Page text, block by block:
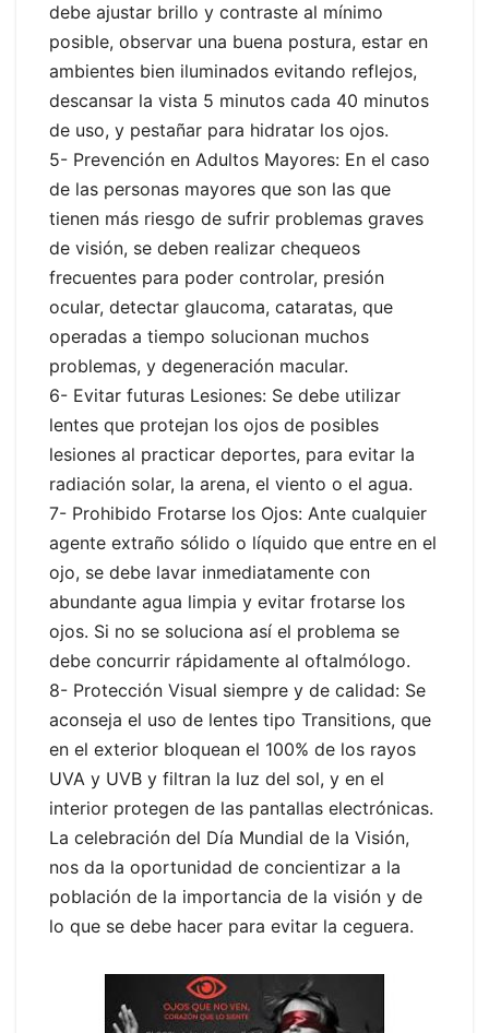
debe ajustar brillo y contraste al mínimo
posible, observar una buena postura, estar en
ambientes bien iluminados evitando reflejos,
descansar la vista 5 minutos cada 40 minutos
de uso, y pestañar para hidratar los ojos.
5- Prevención en Adultos Mayores: En el caso
de las personas mayores que son las que
tienen más riesgo de sufrir problemas graves
de visión, se deben realizar chequeos
frecuentes para poder controlar, presión
ocular, detectar glaucoma, cataratas, que
operadas a tiempo solucionan muchos
problemas, y degeneración macular.
6- Evitar futuras Lesiones: Se debe utilizar
lentes que protejan los ojos de posibles
lesiones al practicar deportes, para evitar la
radiación solar, la arena, el viento o el agua.
7- Prohibido Frotarse los Ojos: Ante cualquier
agente extraño sólido o líquido que entre en el
ojo, se debe lavar inmediatamente con
abundante agua limpia y evitar frotarse los
ojos. Si no se soluciona así el problema se
debe concurrir rápidamente al oftalmólogo.
8- Protección Visual siempre y de calidad: Se
aconseja el uso de lentes tipo Transitions, que
en el exterior bloquean el 100% de los rayos
UVA y UVB y filtran la luz del sol, y en el
interior protegen de las pantallas electrónicas.
La celebración del Día Mundial de la Visión,
nos da la oportunidad de concientizar a la
población de la importancia de la visión y de
lo que se debe hacer para evitar la ceguera.